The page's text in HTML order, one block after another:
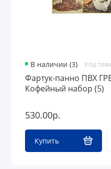
В наличии (3) Код
Фартук-панно ПВХ
Кофейный набор (5)
530.00р.
Купить